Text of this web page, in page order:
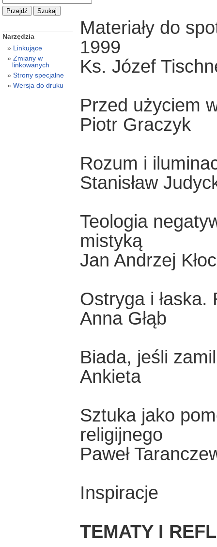
Materiały do
1999
Ks. Józef
Przed użyciem
Piotr Graczyk
Rozum i
Stanisław
Teologia
mistyką
Jan Andrzej
Ostryga i
Anna Głąb
Biada, jeśli
Ankieta
Sztuka jako
religijnego
Paweł
Inspiracje
TEMATY I
Narzędzia
Linkujące
Zmiany w
linkowanych
Strony specjalne
Wersja do druku